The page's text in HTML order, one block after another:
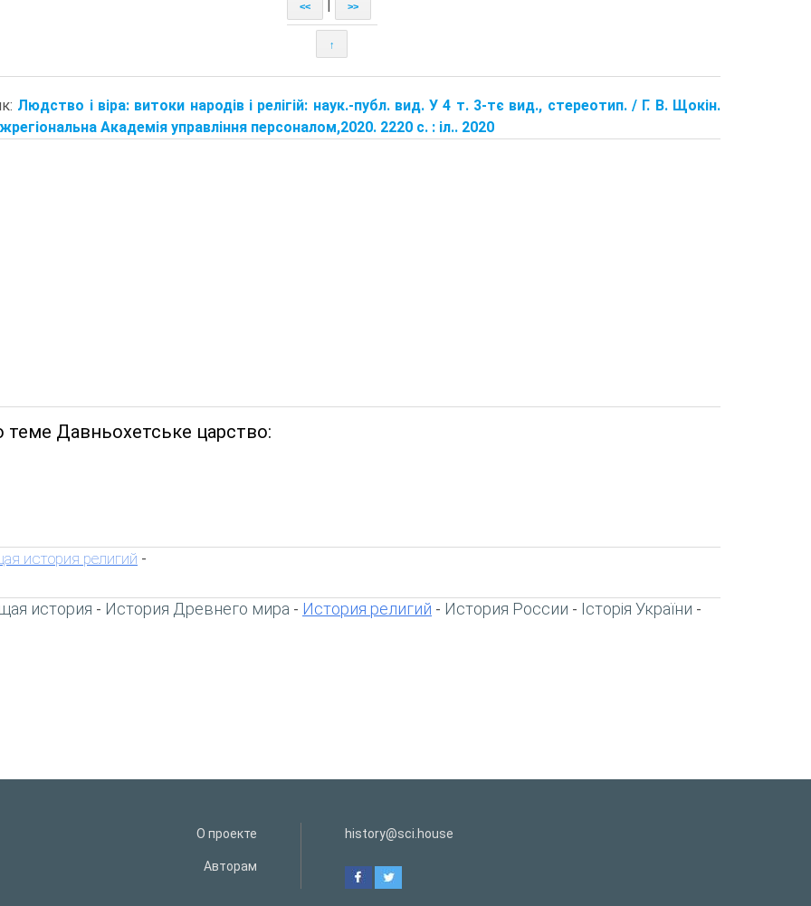
<< >>
↑
Людство і віра: витоки народів і релігій: наук.-публ. вид. У 4 т. 3-тє вид., стереотип. / Г. В. Щокін.
Академія управління персоналом,2020. 2220 с. : іл.. 2020
теме Давньохетське царство:
история религий -
история - История Древнего мира - История религий - История России - Історія України -
О проекте
Авторам
history@sci.house